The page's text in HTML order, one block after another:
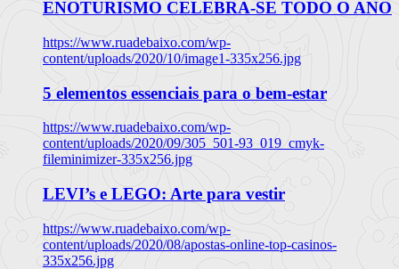
ENOTURISMO CELEBRA-SE TODO O ANO
https://www.ruadebaixo.com/wp-
content/uploads/2020/10/image1-335x256.jpg
5 elementos essenciais para o bem-estar
https://www.ruadebaixo.com/wp-
content/uploads/2020/09/305_501-93_019_cmyk-
fileminimizer-335x256.jpg
LEVI’s e LEGO: Arte para vestir
https://www.ruadebaixo.com/wp-
content/uploads/2020/08/apostas-online-top-casinos-
335x256.jpg